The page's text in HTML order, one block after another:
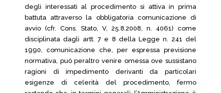
degli interessati al procedimento si attiva in prima
battuta attraverso la obbligatoria comunicazione di
avvio (cfr. Cons. Stato, V, 25.8.2008, n. 4061) come
disciplinata dagli artt. 7 e 8 della Legge n. 241 del
1990, comunicazione che, per espressa previsione
normativa, può peraltro venire omessa ove sussistano
ragioni di impedimento derivanti da particolari
esigenze di celerità del procedimento, fermo